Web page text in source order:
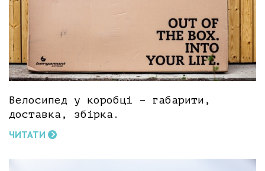
Велосипед у коробці – габарити,
доставка, збірка.
ЧИТАТИ